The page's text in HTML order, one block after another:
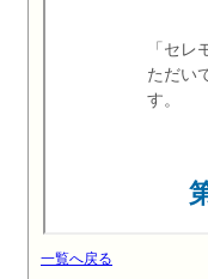
一覧へ戻る